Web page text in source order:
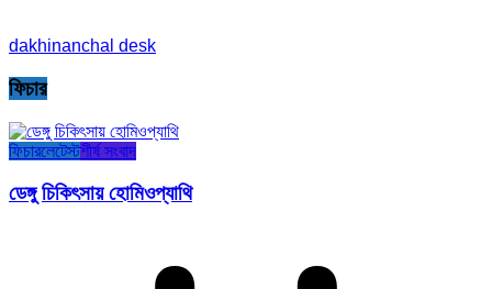
dakhinanchal desk
ফিচার
ফিচারলেটেস্টশীর্ষ সংবাদ
ডেঙ্গু চিকিৎসায় হোমিওপ্যাথি